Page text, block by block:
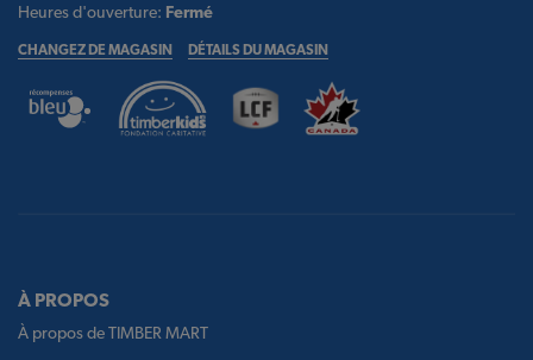
Heures d'ouverture: Fermé
CHANGEZ DE MAGASIN DÉTAILS DU MAGASIN
À PROPOS
À propos de TIMBER MART